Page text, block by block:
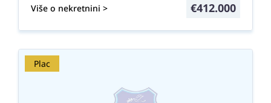
Više o nekretnini > €412.000
Plac